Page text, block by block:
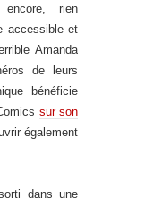
rien
accessible et
Amanda
de leurs
bénéficie
sur son
également
dans une